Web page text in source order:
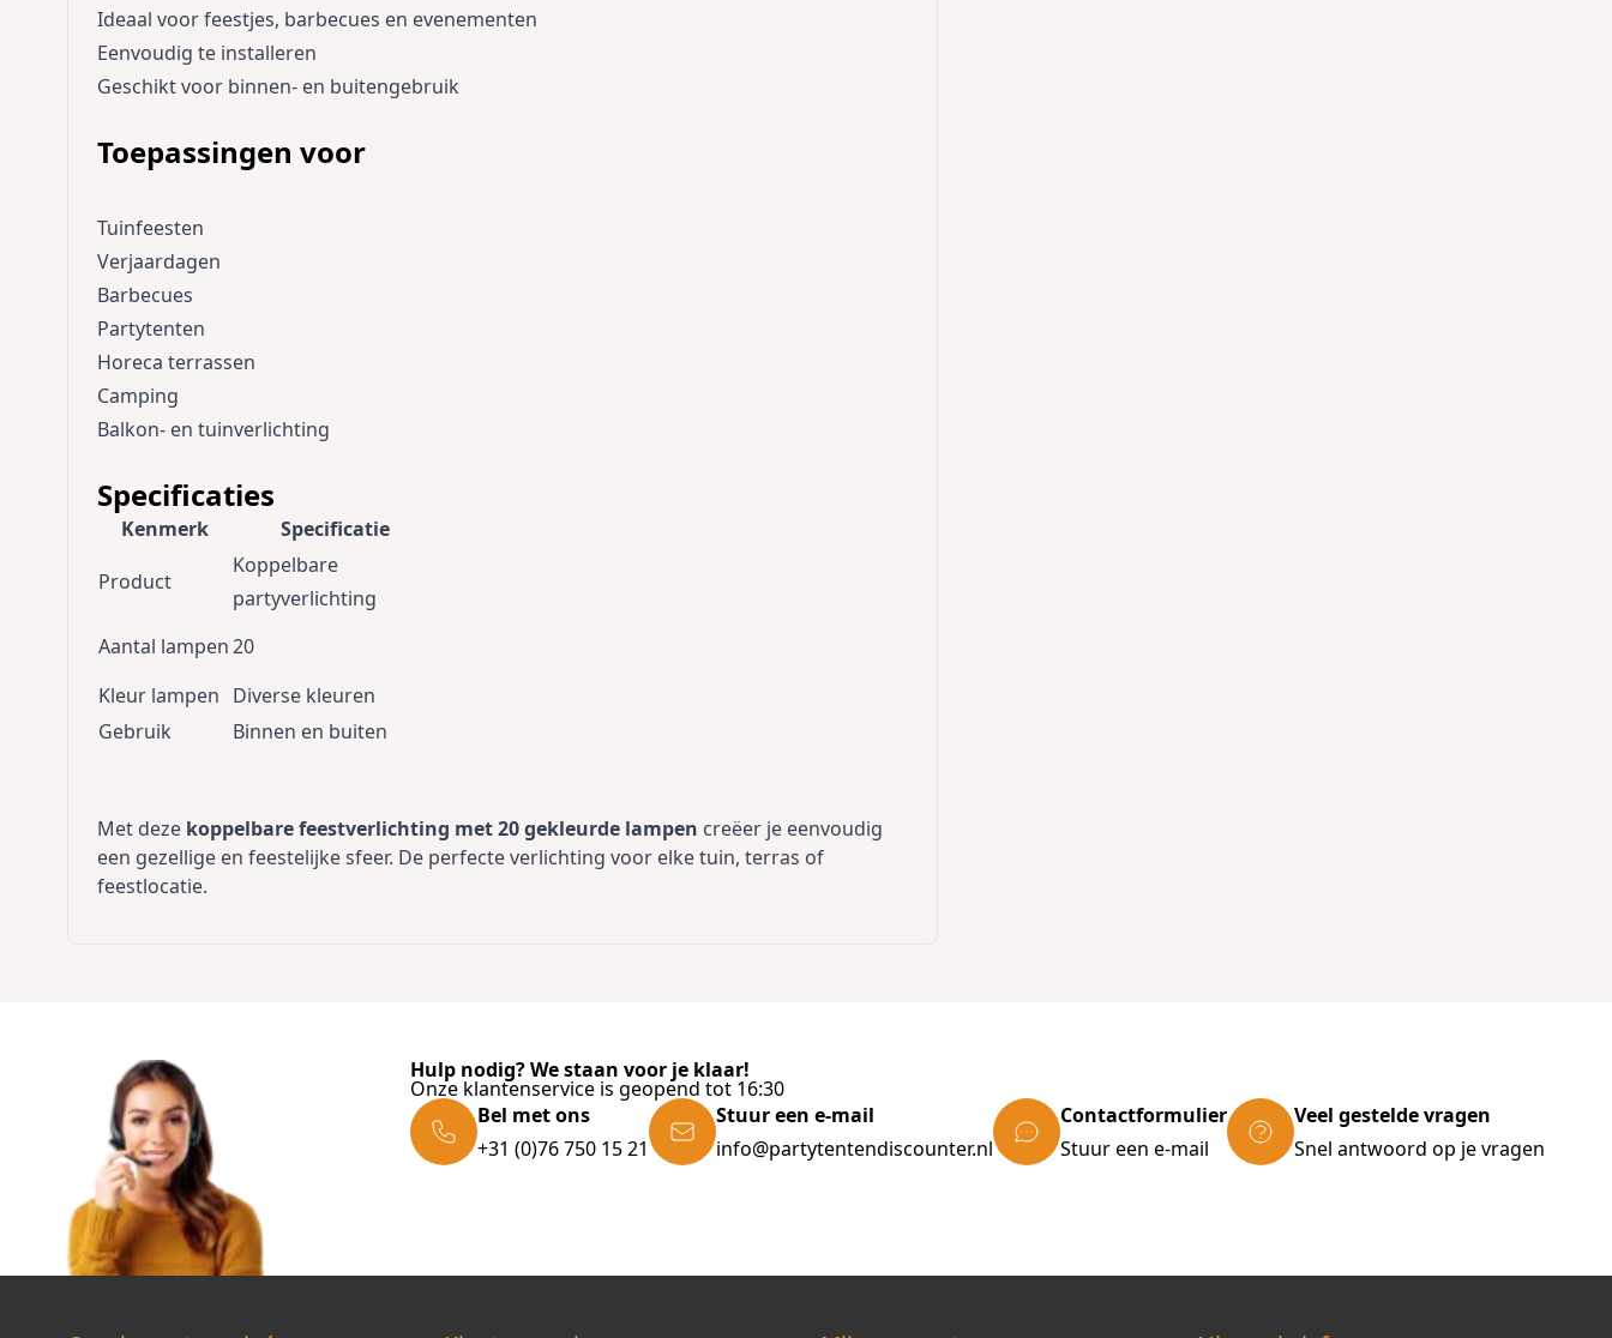
Ideaal voor feestjes, barbecues en evenementen
Eenvoudig te installeren
Geschikt voor binnen- en buitengebruik
Toepassingen voor
Tuinfeesten
Verjaardagen
Barbecues
Partytenten
Horeca terrassen
Camping
Balkon- en tuinverlichting
Specificaties
Kenmerk
Specificatie
Product
Koppelbare
partyverlichting
Aantal lampen20
Kleur lampen Diverse kleuren
Gebruik
Binnen en buiten
Met deze koppelbare feestverlichting met 20 gekleurde lampen creëer je eenvoudig
een gezellige en feestelijke sfeer. De perfecte verlichting voor elke tuin, terras of
feestlocatie.
Hulp nodig? We staan voor je klaar!
Onze klantenservice is geopend tot 16:30
Bel met ons
+31 (0)76 750 15 21
Stuur een e-mail
info@partytentendiscounter.nl
Contactformulier
Stuur een e-mail
Veel gestelde vragen
Snel antwoord op je vragen